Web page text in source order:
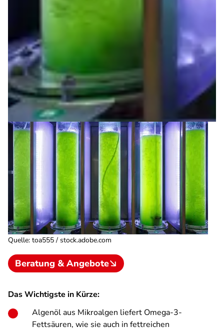
Quelle: toa555 / stock.adobe.com
Beratung & Angebote
Das Wichtigste in Kürze:
Algenöl aus Mikroalgen liefert Omega-3-
Fettsäuren, wie sie auch in fettreichen